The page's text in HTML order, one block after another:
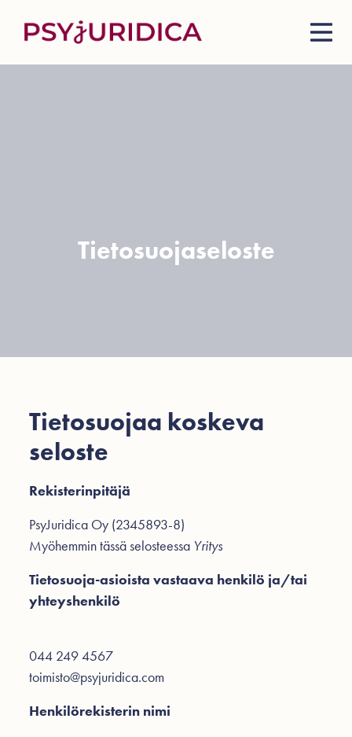
Tietosuojaseloste
Tietosuojaa koskeva
seloste
Rekisterinpitäjä
PsyJuridica Oy (2345893-8)
Myöhemmin tässä selosteessa Yritys
Tietosuoja-asioista vastaava henkilö ja/tai
yhteyshenkilö
044 249 4567
toimisto@psyjuridica.com
Henkilörekisterin nimi